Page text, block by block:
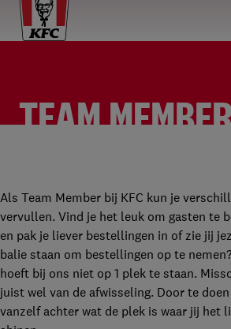
TEAM
Als Team Member bij KFC kun je
vervullen. Vind je het leuk om gasten te
en pak je liever bestellingen in of zie jij
balie staan om bestellingen op te
hoeft bij ons niet op 1 plek te staan.
juist wel van de afwisseling. Door te
vanzelf achter wat de plek is waar jij het